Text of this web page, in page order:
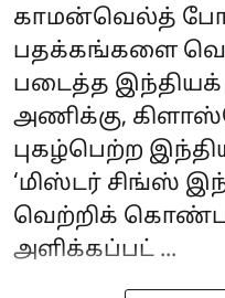
காமன்வெல்த்
பதக்கங்களை
படைத்த இந்தியக்
அணிக்கு,
புகழ்பெற்ற
‘மிஸ்டர் சிங்ஸ்
வெற்றிக்
அளிக்கப்பட் ...